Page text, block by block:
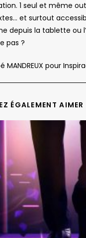
1 seul et même
et surtout
depuis la tablette ou
pas ?
MANDREUX pour
ÉGALEMENT AIMER